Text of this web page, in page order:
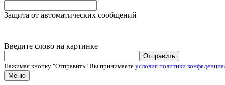
Защита от автоматических сообщений
Введите слово на картинке
Нажимая кнопку "Отправить" Вы принимаете условия политики
Меню